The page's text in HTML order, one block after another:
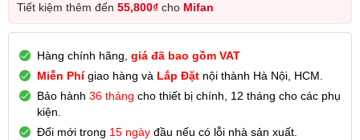
Tiết kiệm thêm đến 55,800₫ cho Mifan
Hàng chính hãng, giá đã bao gồm VAT
Miễn Phígiao hàng và Lắp Đặt nội thành Hà Nội, HCM.
Bảo hành 36 tháng cho thiết bị chính, 12 tháng cho các phụ
kiện.
Đổi mới trong 15 ngày đầu nếu có lỗi nhà sản xuất.